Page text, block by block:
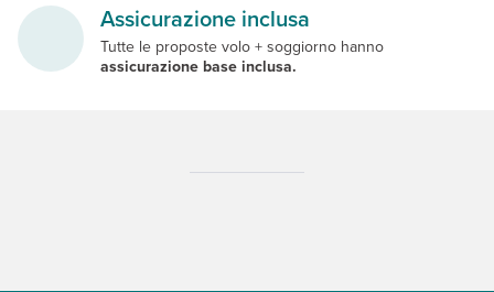
Assicurazione inclusa
Tutte le proposte volo + soggiorno hanno
assicurazione base inclusa.